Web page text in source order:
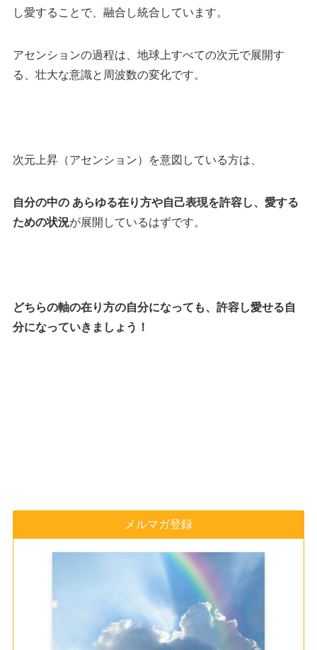
し愛することで、融合し統合しています。
アセンションの過程は、地球上すべての次元で展開す
る、壮大な意識と周波数の変化です。
次元上昇（アセンション）を意図している方は、
自分の中の あらゆる在り方や自己表現を許容し、愛する
ための状況が展開しているはずです。
どちらの軸の在り方の自分になっても、許容し愛せる自
分になっていきましょう！
メルマガ登録